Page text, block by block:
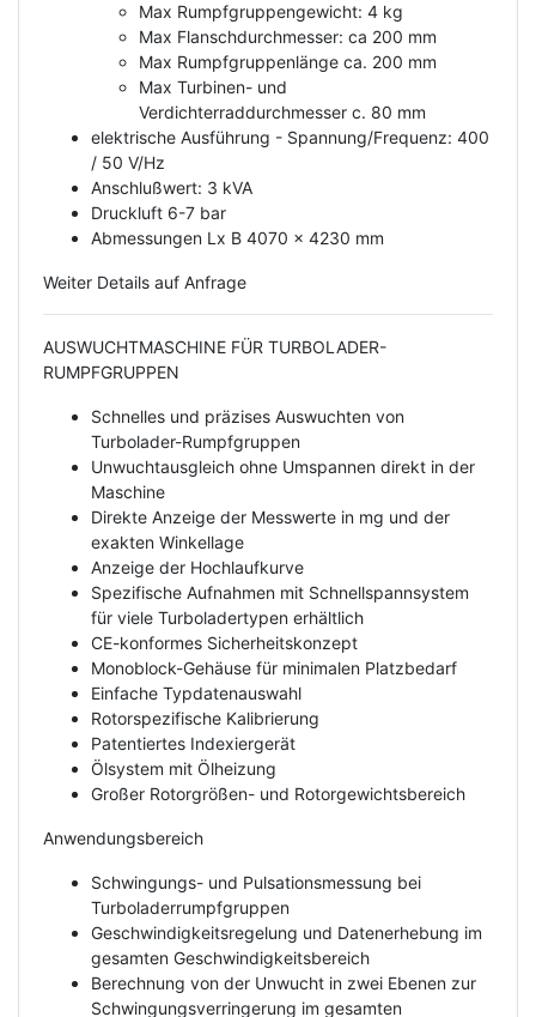
Max Rumpfgruppengewicht: 4 kg
Max Flanschdurchmesser: ca 200 mm
Max Rumpfgruppenlänge ca. 200 mm
Max Turbinen- und
Verdichterraddurchmesser c. 80 mm
elektrische Ausführung - Spannung/Frequenz: 400
/ 50 V/Hz
Anschlußwert: 3 kVA
Druckluft 6-7 bar
Abmessungen Lx B 4070 x 4230 mm
Weiter Details auf Anfrage
AUSWUCHTMASCHINE FÜR TURBOLADER-
RUMPFGRUPPEN
Schnelles und präzises Auswuchten von
Turbolader-Rumpfgruppen
Unwuchtausgleich ohne Umspannen direkt in der
Maschine
Direkte Anzeige der Messwerte in mg und der
exakten Winkellage
Anzeige der Hochlaufkurve
Spezifische Aufnahmen mit Schnellspannsystem
für viele Turboladertypen erhältlich
CE-konformes Sicherheitskonzept
Monoblock-Gehäuse für minimalen Platzbedarf
Einfache Typdatenauswahl
Rotorspezifische Kalibrierung
Patentiertes Indexiergerät
Ölsystem mit Ölheizung
Großer Rotorgrößen- und Rotorgewichtsbereich
Anwendungsbereich
Schwingungs- und Pulsationsmessung bei
Turboladerrumpfgruppen
Geschwindigkeitsregelung und Datenerhebung im
gesamten Geschwindigkeitsbereich
Berechnung von der Unwucht in zwei Ebenen zur
Schwingungsverringerung im gesamten